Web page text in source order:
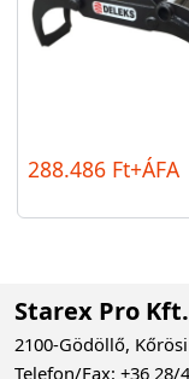
288.486 Ft+ÁFA
Starex Pro Kft.
2100-Gödöllő,
Telefon/Fax: +36 28/